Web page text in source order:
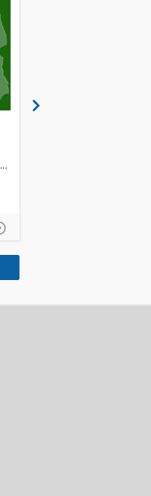
Uniwersytet Medyczny w Łodzi